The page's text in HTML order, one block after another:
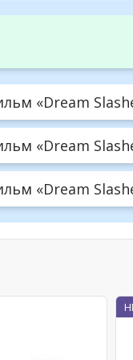
«Dream
«Dream
«Dream